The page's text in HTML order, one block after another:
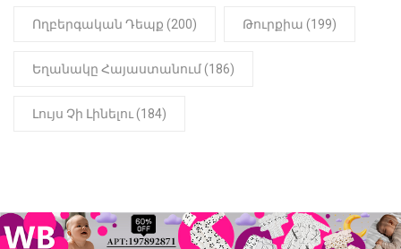
Ողբերգական Դեպք (200) Թուրքիա (199)
Եղանակը Հայաստանում (186)
Լույս Չի Լինելու (184)